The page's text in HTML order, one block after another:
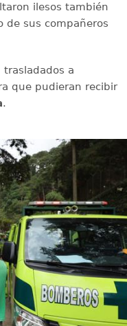
ilesos también
de sus compañeros
trasladados a
que pudieran recibir
.